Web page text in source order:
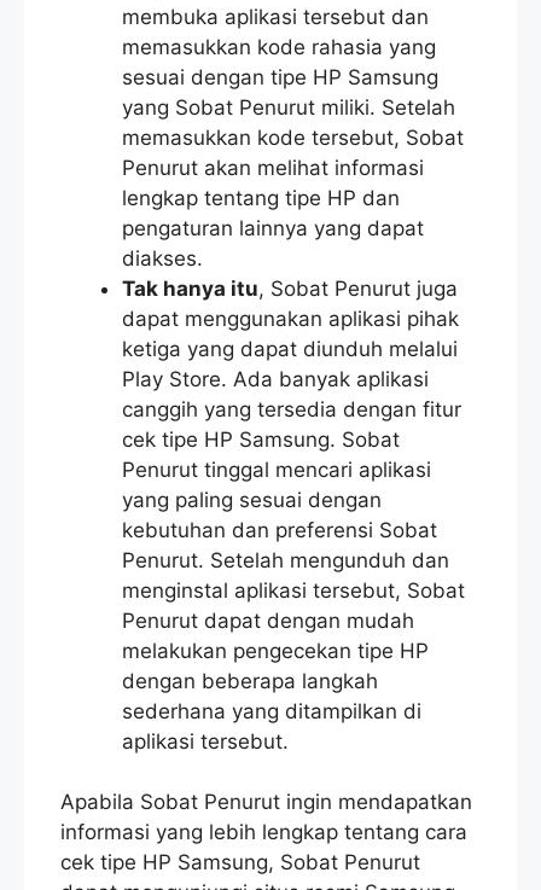
membuka aplikasi tersebut dan
memasukkan kode rahasia yang
sesuai dengan tipe HP Samsung
yang Sobat Penurut miliki. Setelah
memasukkan kode tersebut, Sobat
Penurut akan melihat informasi
lengkap tentang tipe HP dan
pengaturan lainnya yang dapat
diakses.
Tak hanya itu, Sobat Penurut juga
dapat menggunakan aplikasi pihak
ketiga yang dapat diunduh melalui
Play Store. Ada banyak aplikasi
canggih yang tersedia dengan fitur
cek tipe HP Samsung. Sobat
Penurut tinggal mencari aplikasi
yang paling sesuai dengan
kebutuhan dan preferensi Sobat
Penurut. Setelah mengunduh dan
menginstal aplikasi tersebut, Sobat
Penurut dapat dengan mudah
melakukan pengecekan tipe HP
dengan beberapa langkah
sederhana yang ditampilkan di
aplikasi tersebut.
Apabila Sobat Penurut ingin mendapatkan
informasi yang lebih lengkap tentang cara
cek tipe HP Samsung, Sobat Penurut